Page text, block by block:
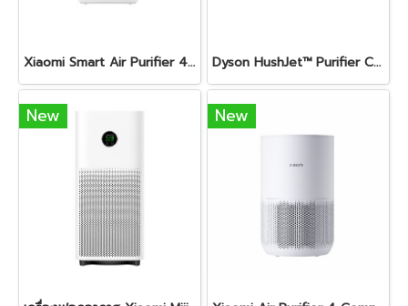
Xiaomi Smart Air Purifier 4 Lite Dyson HushJet™ Purifier Compact HJ10 (สีดำ/ทีล)
New New